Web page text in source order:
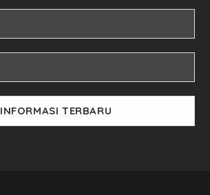
INFORMASI TERBARU